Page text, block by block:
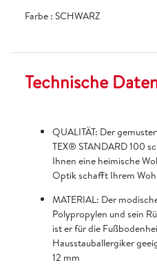
Farbe : SCHWARZ
Technische
QUALITÄT: Der
TEX® STANDARD 100
Ihnen eine heimische
Optik schafft Ihrem
MATERIAL: Der
Polypropylen und sein
ist er für die
Hausstauballergiker
12 mm